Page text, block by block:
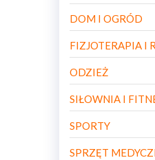
DOM I OGRÓD
FIZJOTERAPIA I
ODZIEŻ
SIŁOWNIA I
SPORTY
SPRZĘT